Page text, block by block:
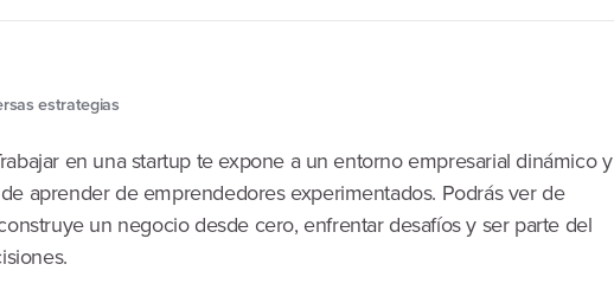
estrategias
en una startup te expone a un entorno empresarial dinámico y
aprender de emprendedores experimentados. Podrás ver de
un negocio desde cero, enfrentar desafíos y ser parte del